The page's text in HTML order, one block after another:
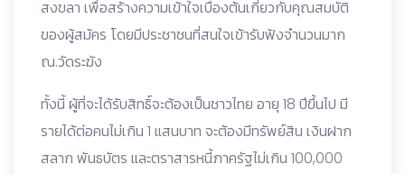
สงขลา เพื่อสร้างความเข้าใจเบื้องต้นเกี่ยวกับคุณสมบัติ
ของผู้สมัคร โดยมีประชาชนที่สนใจเข้ารับฟังจำนวนมาก
ณ.วัดระฆัง
ทั้งนี้ ผู้ที่จะได้รับสิทธิ์จะต้องเป็นชาวไทย อายุ 18 ปีขึ้นไป มี
รายได้ต่อคนไม่เกิน 1 แสนบาท จะต้องมีทรัพย์สิน เงินฝาก
สลาก พันธบัตร และตราสารหนี้ภาครัฐไม่เกิน 100,000